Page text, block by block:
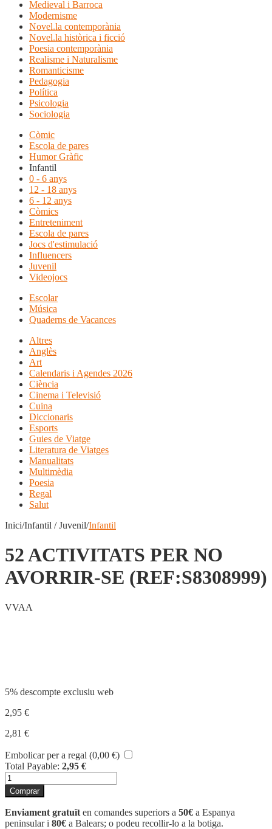
Medieval i Barroca
Modernisme
Novel.la contemporània
Novel.la històrica i ficció
Poesia contemporània
Realisme i Naturalisme
Romanticisme
Pedagogia
Política
Psicologia
Sociologia
Còmic
Escola de pares
Humor Gràfic
Infantil
0 - 6 anys
12 - 18 anys
6 - 12 anys
Còmics
Entreteniment
Escola de pares
Jocs d'estimulació
Influencers
Juvenil
Videojocs
Escolar
Música
Quaderns de Vacances
Altres
Anglès
Art
Calendaris i Agendes 2026
Ciència
Cinema i Televisió
Cuina
Diccionaris
Esports
Guies de Viatge
Literatura de Viatges
Manualitats
Multimèdia
Poesia
Regal
Salut
Inici/Infantil / Juvenil/Infantil
52 ACTIVITATS PER NO
AVORRIR-SE (REF:S8308999)
VVAA
5% descompte exclusiu web
2,95 €
2,81 €
Embolicar per a regal (0,00 €)
Total Payable: 2,95 €
quantitat
de
52
ACTIVITATS
PER
Comprar
Enviament gratuït en comandes superiors a 50€ a Espanya
peninsular i 80€ a Balears; o podeu recollir-lo a la botiga.